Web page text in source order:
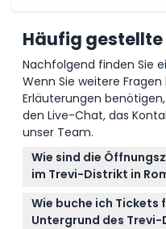
Häufig gestellte
Nachfolgend finden Sie
Wenn Sie weitere
Erläuterungen
den Live-Chat, das
unser Team.
Wie sind die
im Trevi-Distrikt in
Der Untergrund im
Freitag von 11:00 Uhr
Wie buche ich Tickets
Untergrund des